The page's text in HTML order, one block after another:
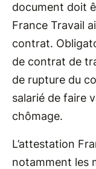
document doit
France Travail
contrat.
de contrat de
de rupture du
salarié de faire
chômage.
L’attestation
notamment les